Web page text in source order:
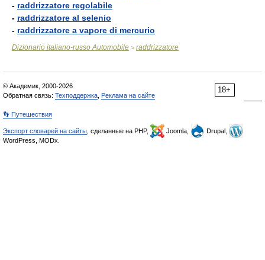
- raddrizzatore regolabile
- raddrizzatore al selenio
- raddrizzatore a vapore di mercurio
Dizionario italiano-russo Automobile > raddrizzatore
18+
© Академик, 2000-2026
Обратная связь: Техподдержка Реклама на сайте
👣 Путешествия
Экспорт словарей на сайты , сделанные на PHP, Joomla,
Drupal,
WordPress, MODx.